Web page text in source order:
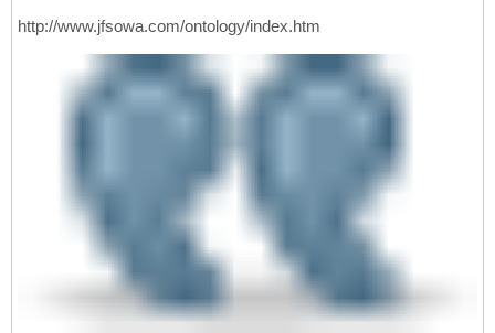
http://www.jfsowa.com/ontology/index.htm